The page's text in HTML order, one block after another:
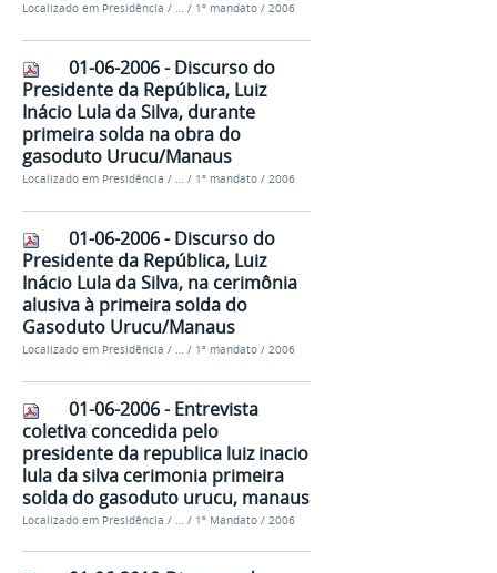
Localizado em Presidência / … / 1º mandato / 2006
01-06-2006 - Discurso do
Presidente da República, Luiz
Inácio Lula da Silva, durante
primeira solda na obra do
gasoduto Urucu/Manaus
Localizado em Presidência / … / 1º mandato / 2006
01-06-2006 - Discurso do
Presidente da República, Luiz
Inácio Lula da Silva, na cerimônia
alusiva à primeira solda do
Gasoduto Urucu/Manaus
Localizado em Presidência / … / 1º mandato / 2006
01-06-2006 - Entrevista
coletiva concedida pelo
presidente da republica luiz inacio
lula da silva cerimonia primeira
solda do gasoduto urucu, manaus
Localizado em Presidência / / 1º Mandato / 2006